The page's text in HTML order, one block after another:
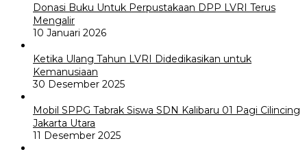
Donasi Buku Untuk Perpustakaan DPP LVRI Terus
Mengalir
10 Januari 2026
Ketika Ulang Tahun LVRI Didedikasikan untuk
Kemanusiaan
30 Desember 2025
Mobil SPPG Tabrak Siswa SDN Kalibaru 01 Pagi Cilincing
Jakarta Utara
11 Desember 2025